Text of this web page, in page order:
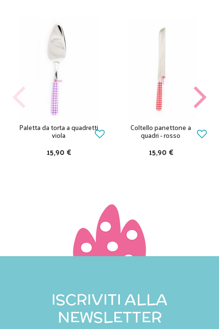
Paletta da torta a quadretti
viola
15,90 €
Coltello panettone a
quadri - rosso
15,90 €
ISCRIVITI ALLA
NEWSLETTER